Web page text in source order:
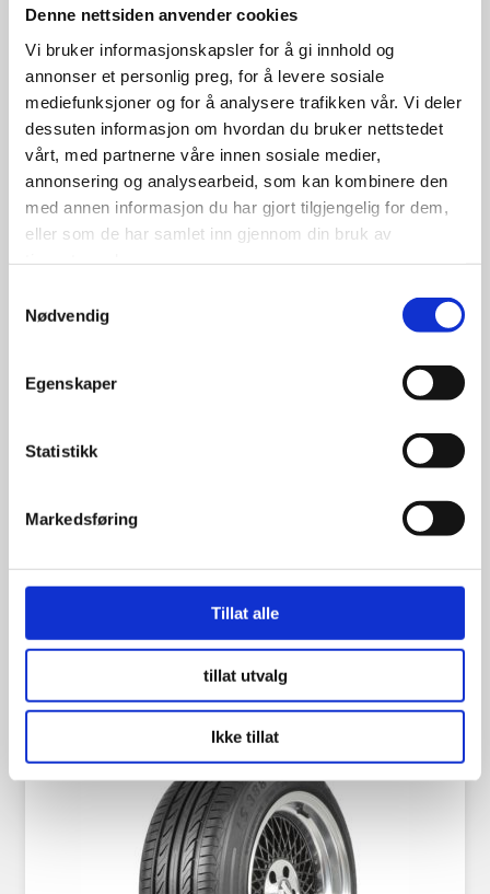
Denne nettsiden anvender cookies
Vi bruker informasjonskapsler for å gi innhold og
annonser et personlig preg, for å levere sosiale
mediefunksjoner og for å analysere trafikken vår. Vi deler
dessuten informasjon om hvordan du bruker nettstedet
vårt, med partnerne våre innen sosiale medier,
annonsering og analysearbeid, som kan kombinere den
med annen informasjon du har gjort tilgjengelig for dem,
eller som de har samlet inn gjennom din bruk av
Nødvendig
Egenskaper
Statistikk
Markedsføring
Tillat alle
tillat utvalg
Ikke tillat
Landsail 155/65R14 75T
kr799.00